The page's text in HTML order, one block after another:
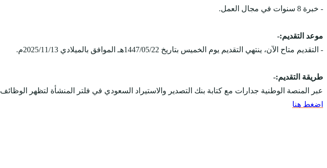
- خبرة 8 سنوات في مجال العمل.
موعد التقديم:-
- التقديم متاح الآن، ينتهي التقديم يوم الخميس بتاريخ 1447/05/22هـ الموافق بالميلادي 2025/11/13م.
طريقة التقديم:-
عبر المنصة الوطنية جدارات مع كتابة بنك التصدير والاستيراد السعودي في فلتر المنشأة لتظهر الوظائف
اضغط هنا